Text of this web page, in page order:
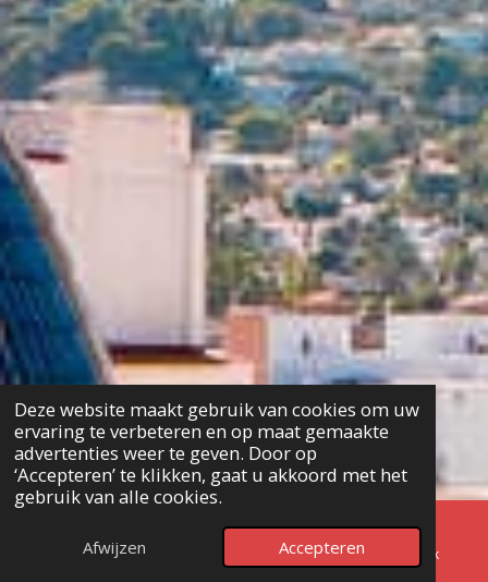
Deze website maakt gebruik van cookies om uw
ervaring te verbeteren en op maat gemaakte
advertenties weer te geven. Door op
‘Accepteren’ te klikken, gaat u akkoord met het
gebruik van alle cookies.
Afwijzen Accepteren
↑ NAAR BOVEN
E-mailadres Telefoonnummer Facebook